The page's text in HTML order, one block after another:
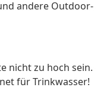
andere Outdoor-
nicht zu hoch sein.
für Trinkwasser!